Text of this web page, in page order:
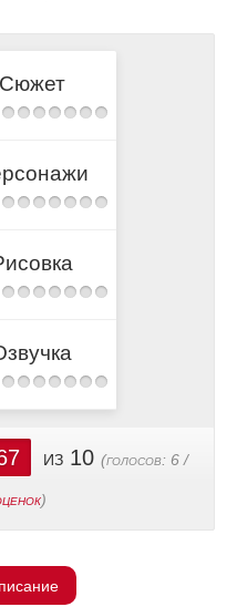
Сюжет
из 10 (голосов: 6 /
)